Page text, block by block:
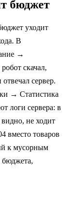
бюджет
уходит
В
→
скачал,
сервер.
→ Статистика
логи сервера: в
не ходит
вместо товаров
к мусорным